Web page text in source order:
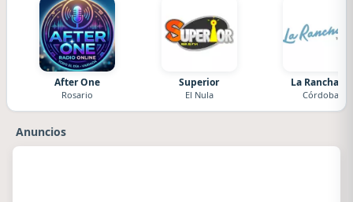
After One
Rosario
Superior
El Nula
La Ranchada
Córdoba
Anuncios